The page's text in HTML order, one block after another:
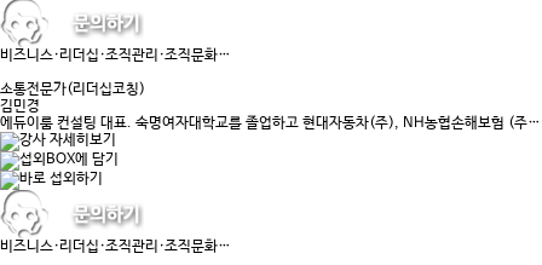
비즈니스·리더십·조직관리·조직문화…
소통전문가(리더십코칭)
김민경
에듀이룸 컨설팅 대표. 숙명여자대학교를 졸업하고 현대자동차(주), NH농협손해보험 (주…
비즈니스·리더십·조직관리·조직문화…